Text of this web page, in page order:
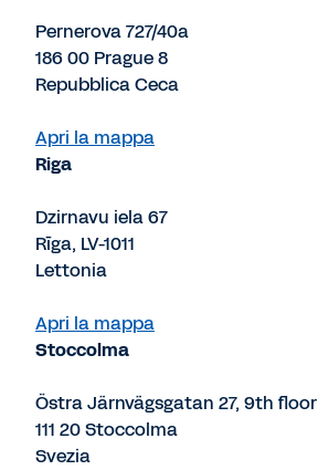
Pernerova 727/40a
186 00 Prague 8
Repubblica Ceca
Apri la mappa
Riga
Dzirnavu iela 67
Rīga, LV-1011
Lettonia
Apri la mappa
Stoccolma
Östra Järnvägsgatan 27, 9th floor
111 20 Stoccolma
Svezia